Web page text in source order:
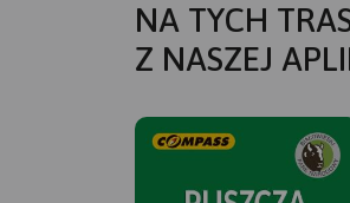
NA TYCH
Z NASZEJ